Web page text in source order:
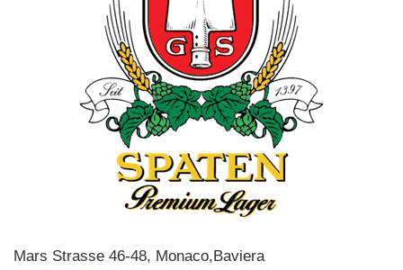
Mars Strasse 46-48, Monaco,Baviera